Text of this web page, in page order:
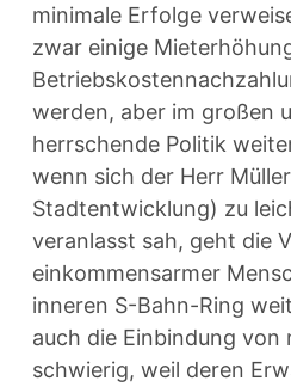
minimale Erfolge
zwar einige
werden, aber im großen
herrschende Politik
wenn sich der Herr
Stadtentwicklung) zu
veranlasst sah, geht die
einkommensarmer
inneren S-Bahn-Ring
auch die Einbindung von
schwierig, weil deren